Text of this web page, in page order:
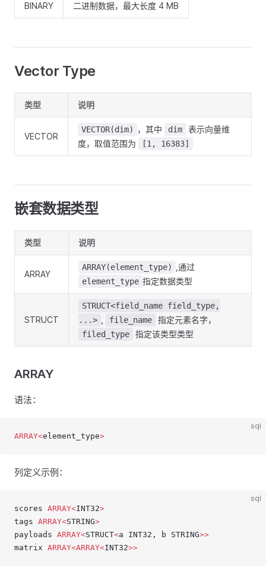
BINARY 二进制数据，最大长度 4 MB
Vector Type
类型 说明
VECTOR
VECTOR(dim) ，其中 dim
表示向量维
度，取值范围为
[1, 16383]
嵌套数据类型
类型 说明
ARRAY
ARRAY(element_type) ,通过
element_type 指定数据类型
STRUCT
STRUCT<field_name field_type,
...>
file_name 指定元素名字，
filed_type 指定该类型类型
ARRAY
语法：
sql
ARRAY<element_type>
列定义示例：
sql
scores ARRAY<INT32>
tags ARRAY<STRING>
payloads ARRAY<STRUCT<a INT32, b STRING>>
matrix ARRAY<ARRAY<INT32>>